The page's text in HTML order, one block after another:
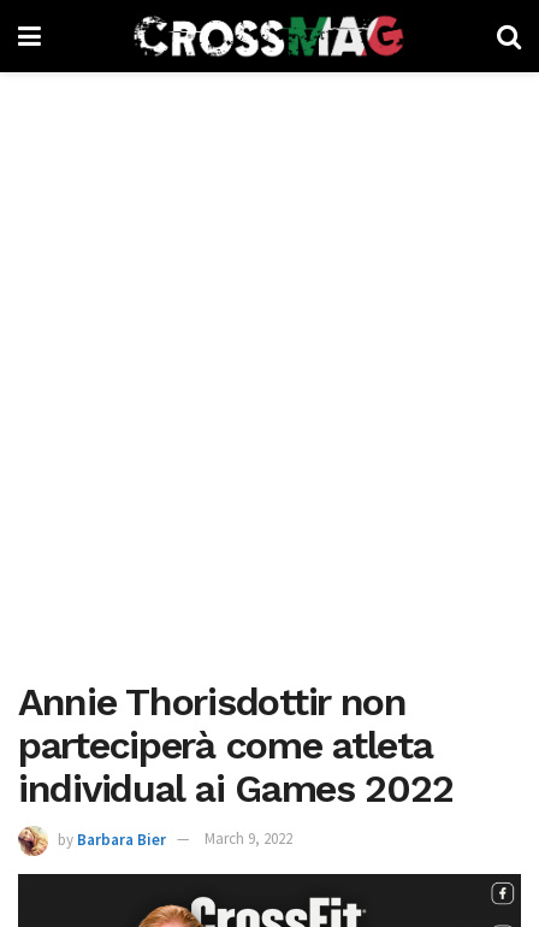
Annie Thorisdottir non
parteciperà come atleta
individual ai Games 2022
by Barbara Bier March 9, 2022